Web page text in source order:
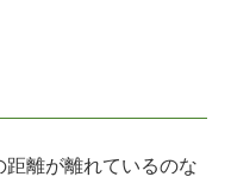
距離が離れているのな